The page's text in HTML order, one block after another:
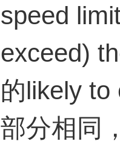
speed
exceed)
的likely to
部分相同